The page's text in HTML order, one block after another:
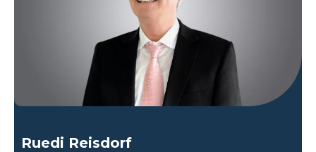
Ruedi Reisdorf